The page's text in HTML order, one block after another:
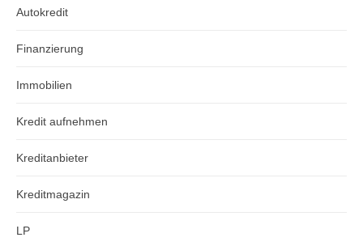
Autokredit
Finanzierung
Immobilien
Kredit aufnehmen
Kreditanbieter
Kreditmagazin
LP